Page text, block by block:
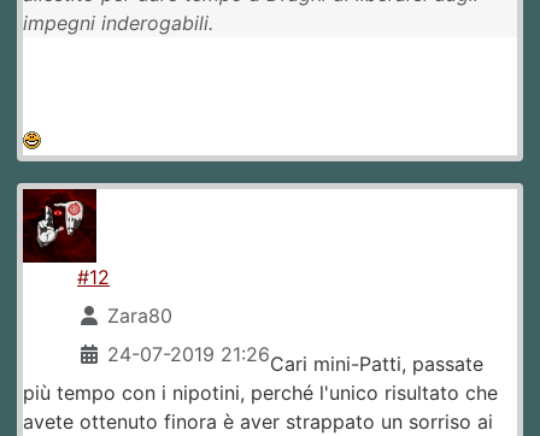
impegni inderogabili.
#12
Zara80
24-07-2019 21:26Cari mini-Patti, passate
più tempo con i nipotini, perché l'unico risultato che
avete ottenuto finora è aver strappato un sorriso ai